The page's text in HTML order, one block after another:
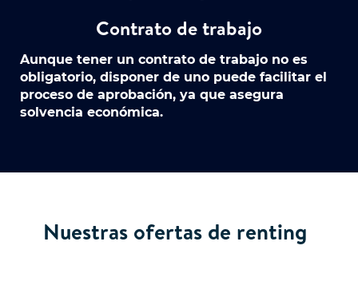
Contrato de trabajo
Aunque tener un contrato de trabajo no es
obligatorio, disponer de uno puede facilitar el
proceso de aprobación, ya que asegura
solvencia económica.
Nuestras ofertas de renting